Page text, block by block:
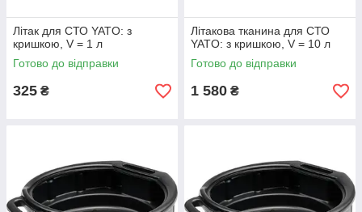
Літак для СТО YATO: з
кришкою, V = 1 л
Готово до відправки
325 ₴
Літакова тканина для СТО
YATO: з кришкою, V = 10 л
Готово до відправки
1 580 ₴